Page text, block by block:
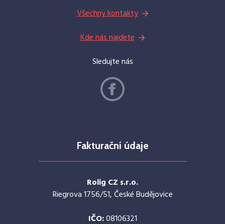
Všechny kontakty
Kde nás najdete
Sledujte nás
Fakturační údaje
Rolig CZ s.r.o.
Riegrova 1756/51, České Budějovice
IČO:08106321